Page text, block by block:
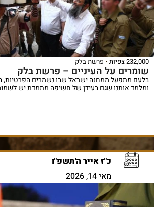
232,000 צפיות פרשת בלק
שומרים על העיניים – פרשת בלק
בלעם מתפעל ממחנה ישראל שבו נשמרים הפרטיות,
ומלמד אותנו שגם בעידן של חשיפה מתמדת יש
כ"ז אייר ה'תשפ"ו
מאי 14, 2026